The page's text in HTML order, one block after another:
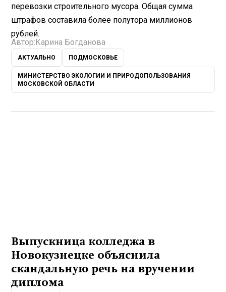
перевозки строительного мусора. Общая сумма
штрафов составила более полутора миллионов
рублей.
Автор: Карина Богданова
АКТУАЛЬНО ПОДМОСКОВЬЕ
МИНИСТЕРСТВО ЭКОЛОГИИ И ПРИРОДОПОЛЬЗОВАНИЯ
МОСКОВСКОЙ ОБЛАСТИ
Выпускница колледжа в
Новокузнецке объяснила
скандальную речь на вручении
диплома